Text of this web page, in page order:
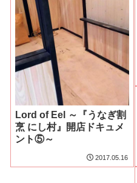
Lord of Eel ～『うなぎ割
烹 にし村』開店ドキュメ
ント⑤～
2017.05.16